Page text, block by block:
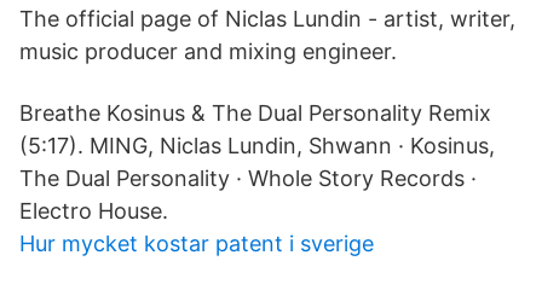
The official page of Niclas Lundin - artist, writer,
music producer and mixing engineer.
Breathe Kosinus & The Dual Personality Remix
(5:17). MING, Niclas Lundin, Shwann · Kosinus,
The Dual Personality · Whole Story Records ·
Electro House.
Hur mycket kostar patent i sverige